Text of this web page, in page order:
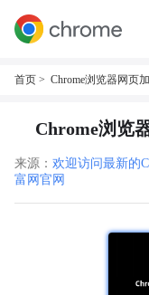
首页 > Chrome浏览器网页
Chrome浏览
来源： 欢迎访问最新的
富网官网